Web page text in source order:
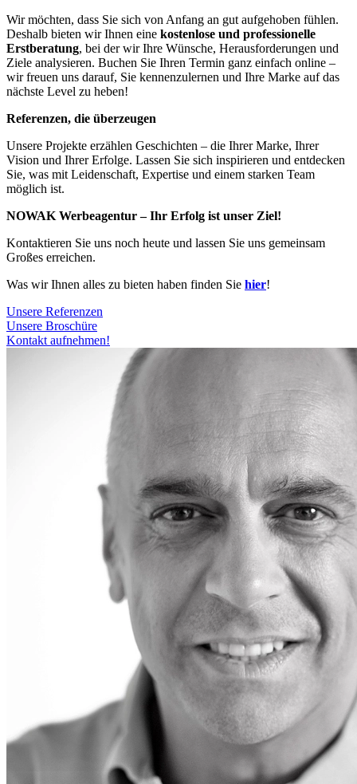
Wir möchten, dass Sie sich von Anfang an gut aufgehoben fühlen.
Deshalb bieten wir Ihnen eine kostenlose und professionelle
Erstberatung, bei der wir Ihre Wünsche, Herausforderungen und
Ziele analysieren. Buchen Sie Ihren Termin ganz einfach online –
wir freuen uns darauf, Sie kennenzulernen und Ihre Marke auf das
nächste Level zu heben!
Referenzen, die überzeugen
Unsere Projekte erzählen Geschichten – die Ihrer Marke, Ihrer
Vision und Ihrer Erfolge. Lassen Sie sich inspirieren und entdecken
Sie, was mit Leidenschaft, Expertise und einem starken Team
möglich ist.
NOWAK Werbeagentur – Ihr Erfolg ist unser Ziel!
Kontaktieren Sie uns noch heute und lassen Sie uns gemeinsam
Großes erreichen.
Was wir Ihnen alles zu bieten haben finden Sie hier!
Unsere Referenzen
Unsere Broschüre
Kontakt aufnehmen!